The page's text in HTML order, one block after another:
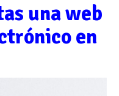
una web
en